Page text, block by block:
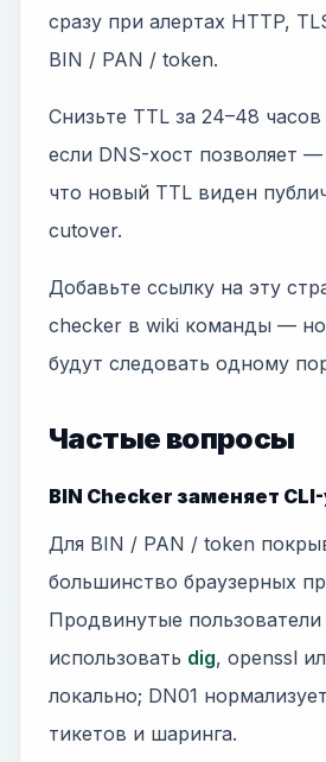
сразу при алертах HTTP,
BIN / PAN / token.
Снизьте TTL за 24–48
если DNS-хост позволяет
что новый TTL виден
cutover.
Добавьте ссылку на эту
checker в wiki команды —
будут следовать одному
Частые вопросы
BIN Checker заменяет
Для BIN / PAN / token
большинство браузерных
Продвинутые пользователи
использовать dig, openssl
локально; DN01
тикетов и шаринга.